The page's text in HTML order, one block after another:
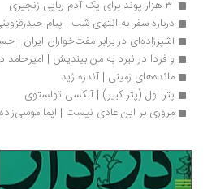
درباره سفر به انتهای شب | پیام حیدرقزوینی
آشپز‌زاده‌‌ای در برابر مفت‌خواران ايران | حسن
و فردا در نبرد به من بیندیش | امیرحامد
مائده‌های زمینی | آندره ژید
پتر اول (پتر کبیر) | آلکسی تولستوی
مروری بر این عادی نیست | ایما موسی‌زاده